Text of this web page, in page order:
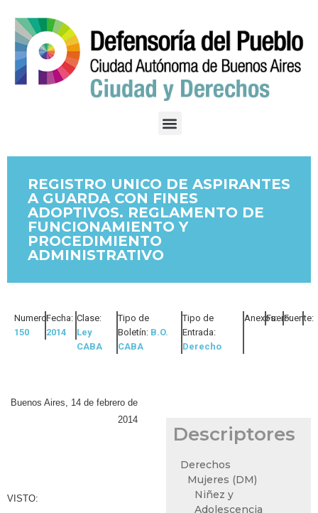
REGISTRO UNICO DE ASPIRANTES
A GUARDA CON FINES
ADOPTIVOS. REGLAMENTO DE
FUNCIONAMIENTO Y
PROCEDIMIENTO
ADMINISTRATIVO
Numero:
150
Fecha:
2014
Clase:
Ley
CABA
Tipo de
Boletín: B.O.
CABA
Tipo de
Entrada:
Derecho
Anexos:Fuero:Fuente:
Buenos Aires, 14 de febrero de
2014
VISTO:
Descriptores
Derechos
Mujeres (DM)
Niñez y
Adolescencia